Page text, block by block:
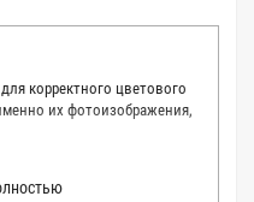
корректного цветового
их фотоизображения,